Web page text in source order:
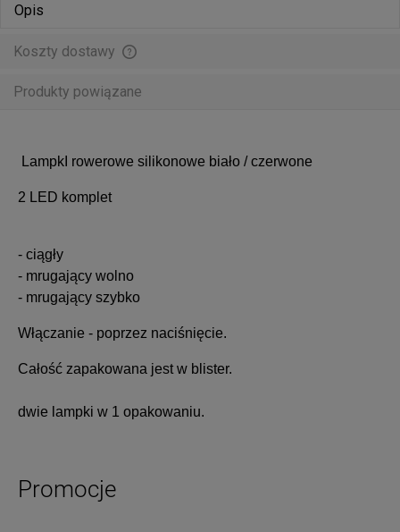
Opis
Koszty dostawy
Produkty powiązane
LampkI rowerowe silikonowe biało / czerwone
2 LED komplet
- ciągły
- mrugający wolno
- mrugający szybko
Włączanie - poprzez naciśnięcie.
Całość zapakowana jest w blister.
dwie lampki w 1 opakowaniu.
Promocje